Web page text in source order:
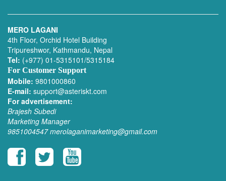
MERO LAGANI
4th Floor, Orchid Hotel Building
Tripureshwor, Kathmandu, Nepal
Tel: (+977) 01-5315101/5315184
For Customer Support
Mobile: 9801000860
E-mail: support@asteriskt.com
For advertisement:
Brajesh Subedi
Marketing Manager
9851004547 merolaganimarketing@gmail.com